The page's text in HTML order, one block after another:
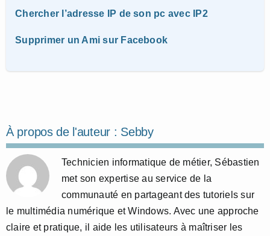
Chercher l’adresse IP de son pc avec IP2
Supprimer un Ami sur Facebook
À propos de l'auteur : Sebby
Technicien informatique de métier, Sébastien
met son expertise au service de la
communauté en partageant des tutoriels sur
le multimédia numérique et Windows. Avec une approche
claire et pratique, il aide les utilisateurs à maîtriser les